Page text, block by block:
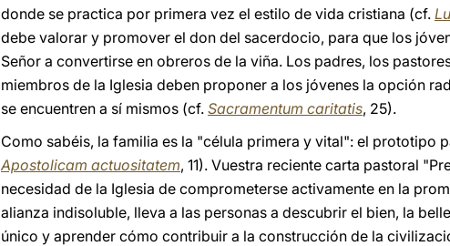
donde se practica por primera vez el estilo de vida cristiana (cf.
debe valorar y promover el don del sacerdocio, para que los
Señor a convertirse en obreros de la viña. Los padres, los
miembros de la Iglesia deben proponer a los jóvenes la opción
se encuentren a sí mismos (cf. Sacramentum caritatis, 25).
Como sabéis, la familia es la "célula primera y vital": el prototipo
Apostolicam actuositatem, 11). Vuestra reciente carta pastoral
necesidad de la Iglesia de comprometerse activamente en la
alianza indisoluble, lleva a las personas a descubrir el bien, la
único y aprender cómo contribuir a la construcción de la